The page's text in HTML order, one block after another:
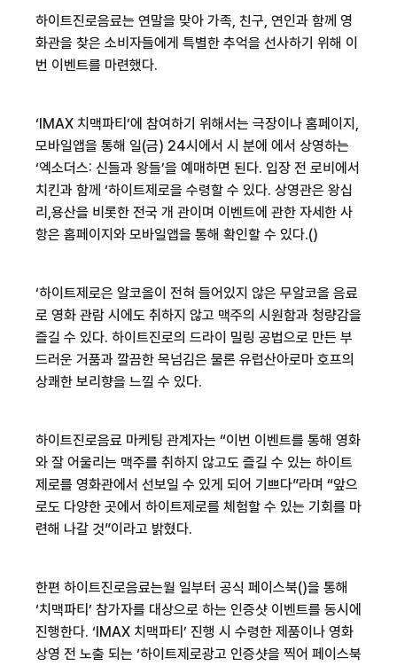
하이트진로음료는 연말을 맞아 가족, 친구, 연인과 함께 영
화관을 찾은 소비자들에게 특별한 추억을 선사하기 위해 이
번 이벤트를 마련했다.
‘IMAX 치맥파티 ’에 참여하기 위해서는 극장이나 홈페이지 ,
모바일앱을 통해 일(금) 24시에서 시 분에 에서 상영하는
‘엑소더스: 신들과 왕들’을 예매하면 된다. 입장 전 로비에서
치킨과 함께 ‘하이트제로을 수령할 수 있다. 상영관은 왕십
리 ,용산을 비롯한 전국 개 관이며 이벤트에 관한 자세한 사
항은 홈페이지와 모바일앱을 통해 확인할 수 있다.()
‘하이트제로은 알코올이 전혀 들어있지 않은 무알코올 음료
로 영화 관람 시에도 취하지 않고 맥주의 시원함과 청량감을
즐길 수 있다. 하이트진로의 드라이 밀링 공법으로 만든 부
드러운 거품과 깔끔한 목넘김은 물론 유럽산아로마 호프의
상쾌한 보리향을 느낄 수 있다.
하이트진로음료 마케팅 관계자는 “이번 이벤트를 통해 영화
와 잘 어울리는 맥주를 취하지 않고도 즐길 수 있는 하이트
제로를 영화관에서 선보일 수 있게 되어 기쁘다”라며 “앞으
로도 다양한 곳에서 하이트제로를 체험할 수 있는 기회를 마
련해 나갈 것”이라고 밝혔다.
한편 하이트진로음료는월 일부터 공식 페이스북()을 통해
‘치맥파티 ’ 참가자를 대상으로 하는 인증샷 이벤트를 동시에
진행한다. ‘IMAX 치맥파티 ’ 진행 시 수령한 제품이나 영화
상영 전 노출 되는 ‘하이트제로광고 인증샷을 찍어 페이스북